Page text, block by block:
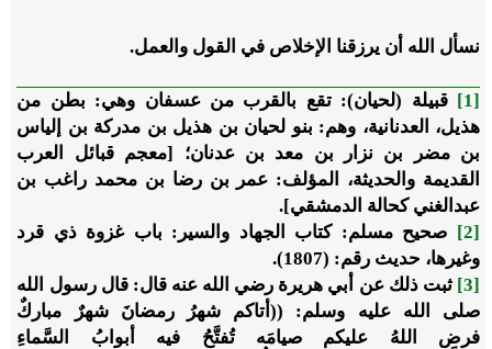
نسأل الله أن يرزقنا الإخلاص في القول والعمل.
[1]
قبيلة (لحيان): تقع بالقرب من عسفان وهي: بطن من
هذيل، العدنانية، وهم: بنو لحيان بن هذيل بن مدركة بن إلياس
بن مضر بن نزار بن معد بن عدنان؛ [معجم قبائل العرب
القديمة والحديثة، المؤلف: عمر بن رضا بن محمد راغب بن
عبدالغني كحالة الدمشقي].
[2]
صحيح مسلم: كتاب الجهاد والسير: باب غزوة ذي قرد
وغيرها، حديث رقم: (1807).
[3]
ثبت ذلك عن أبي هريرة رضي الله عنه قال: قال رسول الله
صلى الله عليه وسلم: ((أتاكم شهرُ رمضانَ شهرٌ مباركٌ
فرض اللهُ عليكم صيامَه تُفتَّحُ فيه أبوابُ السَّماءِ